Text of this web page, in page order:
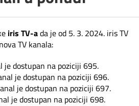
iris TV-ada je od 5. 3. 2024. iris TV
TV kanala:
je dostupan na poziciji 695.
je dostupan na poziciji 696.
je dostupan na poziciji 697.
je dostupan na poziciji 698.